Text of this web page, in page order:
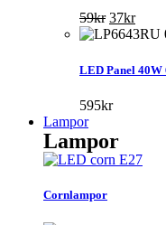
59kr Det
var:
37krDet
är:
LED Panel 40W
595kr
Lampor
Lampor
Cornlampor